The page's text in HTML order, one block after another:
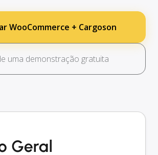
WooCommerce + Cargoson
uma demonstração gratuita
Geral